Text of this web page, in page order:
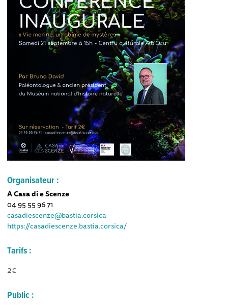
Organisateur :
A Casa di e Scenze
04 95 55 96 71
casadiescenze@bastia.corsica
https://casadiescenze.bastia.corsica/
Tarifs :
2€
Public :